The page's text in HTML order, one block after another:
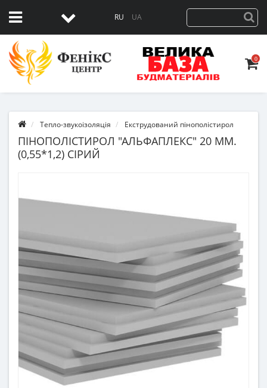
RU UA
0
Тепло-звукоізоляція Екструдований пінополістирол
ПІНОПОЛІСТИРОЛ "АЛЬФАПЛЕКС" 20 ММ.
(0,55*1,2) СІРИЙ